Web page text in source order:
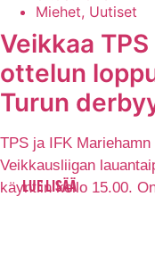
Miehet, Uutiset
Veikkaa
ottelun
Turun
TPS ja IFK
Veikkausliigan
käyntiin kello 15.00.
LUE LISÄÄ